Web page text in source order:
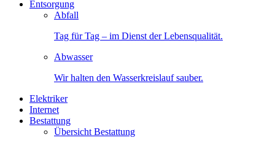
Entsorgung
Abfall
Tag für Tag – im Dienst der Lebensqualität.
Abwasser
Wir halten den Wasserkreislauf sauber.
Elektriker
Internet
Bestattung
Übersicht Bestattung